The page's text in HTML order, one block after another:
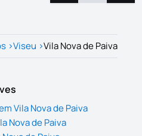
>Viseu >Vila Nova de Paiva
Vila Nova de Paiva
Nova de Paiva